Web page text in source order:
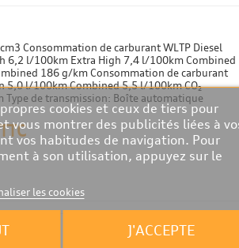
Consommation de carburant WLTP Diesel
6,2 l/100km Extra High 7,4 l/100km Combined
186 g/km Consommation de carburant
5,0 l/100km Combined 5,5 l/100km CO₂
Type de transmission: Boîte automatique
cookies et ceux de tiers pour
vous montrer des publicités liées à
vos habitudes de navigation. Pour
à son utilisation, appuyez sur le
les cookies
J'ACCEPTE